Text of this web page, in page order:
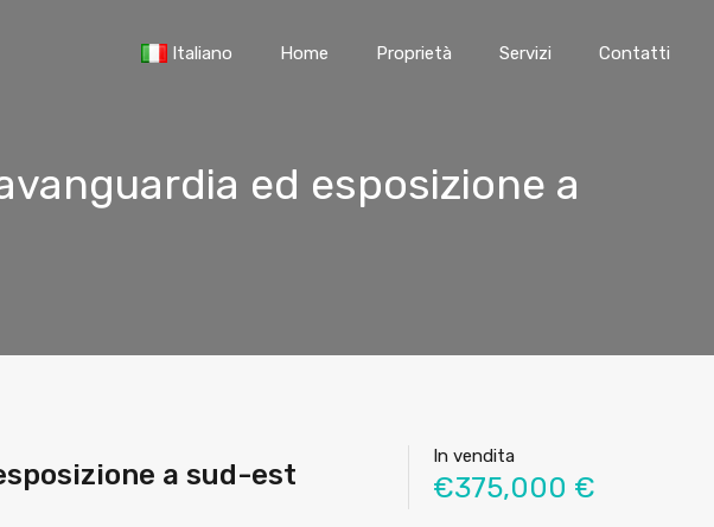
Italiano Home Proprietà Servizi Contatti
ed esposizione a
a sud-est
In vendita
€375,000 €